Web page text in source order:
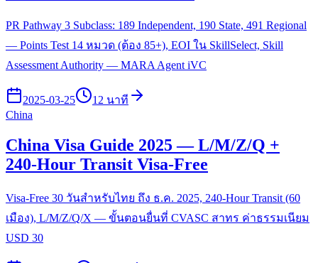
PR Pathway 3 Subclass: 189 Independent, 190 State, 491 Regional
— Points Test 14 หมวด (ต้อง 85+), EOI ใน SkillSelect, Skill
Assessment Authority — MARA Agent iVC
2025-03-25
12 นาที
China
China Visa Guide 2025 — L/M/Z/Q +
240-Hour Transit Visa-Free
Visa-Free 30 วันสำหรับไทย ถึง ธ.ค. 2025, 240-Hour Transit (60
เมือง), L/M/Z/Q/X — ขั้นตอนยื่นที่ CVASC สาทร ค่าธรรมเนียม
USD 30